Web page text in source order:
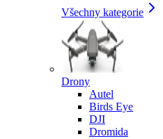
Všechny kategorie
Drony
Autel
Birds Eye
DJI
Dromida